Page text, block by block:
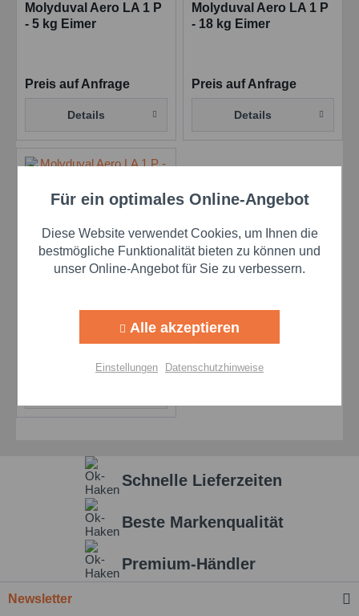
Molyduval Aero LA 1 P
- 5 kg Eimer
Preis auf Anfrage
Details
Molyduval Aero LA 1 P
- 18 kg Eimer
Preis auf Anfrage
Details
Tieftemperaturfett
Preis auf Anfrage
Schnelle Lieferzeiten
Beste Markenqualität
Premium-Händler
Newsletter
Funktionale Aktiv
Marketing Aktiv
Personalisierung Aktiv
Für ein optimales Online-Angebot
Diese Website verwendet Cookies, um Ihnen die
bestmögliche Funktionalität bieten zu können und
unser Online-Angebot für Sie zu verbessern.
Alle akzeptieren
Einstellungen Datenschutzhinweise